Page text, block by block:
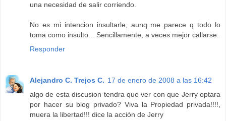
una necesidad de salir corriendo.
No es mi intencion insultarle, aunq me parece q todo lo
toma como insulto... Sencillamente, a veces mejor callarse.
Responder
Alejandro C. Trejos C. 17 de enero de 2008 a las 16:42
algo de esta discusion tendra que ver con que Jerry optara
por hacer su blog privado? Viva la Propiedad privada!!!!,
muera la libertad!!! dice la acción de Jerry